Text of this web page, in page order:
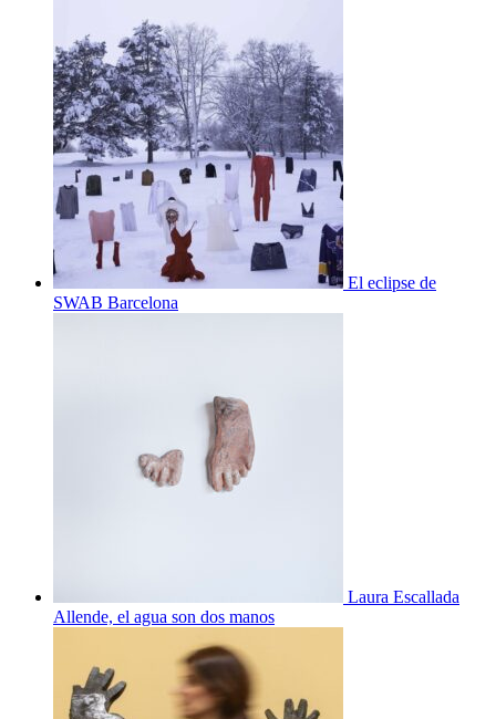
El eclipse de
SWAB Barcelona
Laura Escallada
Allende, el agua son dos manos